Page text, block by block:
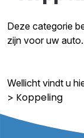
Deze categorie
zijn voor uw auto.
Wellicht vindt u
> Koppeling